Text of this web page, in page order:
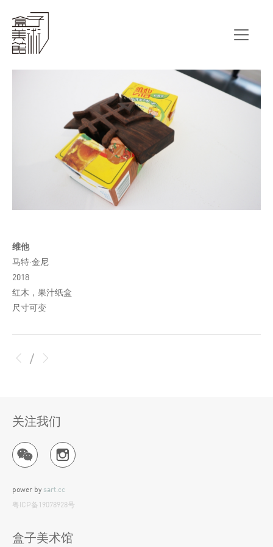
维他
马特·金尼
2018
红木，果汁纸盒
尺寸可变
/
关注我们
power by sart.cc
粤ICP备19078928号
盒子美术馆